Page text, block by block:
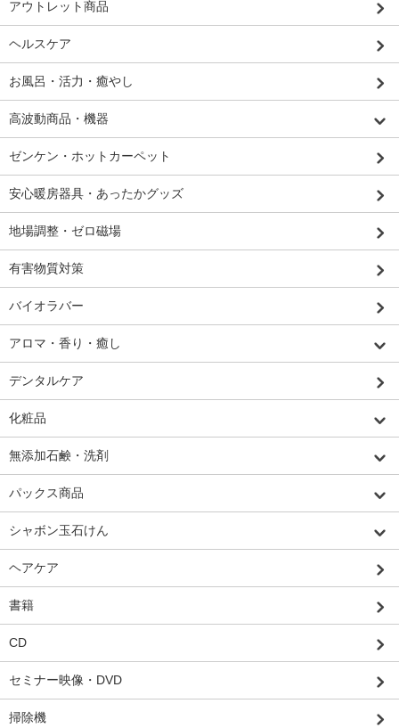
アウトレット商品
ヘルスケア
お風呂・活力・癒やし
高波動商品・機器
ゼンケン・ホットカーペット
安心暖房器具・あったかグッズ
地場調整・ゼロ磁場
有害物質対策
バイオラバー
アロマ・香り・癒し
デンタルケア
化粧品
無添加石鹸・洗剤
パックス商品
シャボン玉石けん
ヘアケア
書籍
CD
セミナー映像・DVD
掃除機